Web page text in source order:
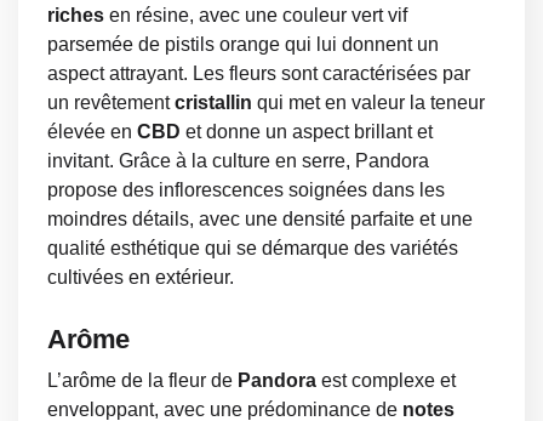
riches en résine, avec une couleur vert vif
parsemée de pistils orange qui lui donnent un
aspect attrayant. Les fleurs sont caractérisées par
un revêtementcristallin qui met en valeur la teneur
élevée en CBD et donne un aspect brillant et
invitant. Grâce à la culture en serre, Pandora
propose des inflorescences soignées dans les
moindres détails, avec une densité parfaite et une
qualité esthétique qui se démarque des variétés
cultivées en extérieur.
Arôme
L’arôme de la fleur de Pandora est complexe et
enveloppant, avec une prédominance de notes